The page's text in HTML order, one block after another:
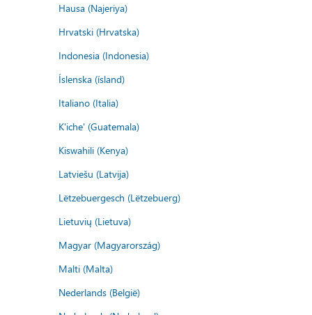
Hausa (Najeriya)
Hrvatski (Hrvatska)
Indonesia (Indonesia)
Íslenska (ísland)
Italiano (Italia)
K'iche' (Guatemala)
Kiswahili (Kenya)
Latviešu (Latvija)
Lëtzebuergesch (Lëtzebuerg)
Lietuvių (Lietuva)
Magyar (Magyarország)
Malti (Malta)
Nederlands (België)